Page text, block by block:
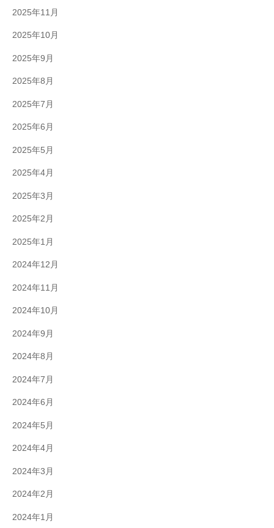
2025年11月
2025年10月
2025年9月
2025年8月
2025年7月
2025年6月
2025年5月
2025年4月
2025年3月
2025年2月
2025年1月
2024年12月
2024年11月
2024年10月
2024年9月
2024年8月
2024年7月
2024年6月
2024年5月
2024年4月
2024年3月
2024年2月
2024年1月